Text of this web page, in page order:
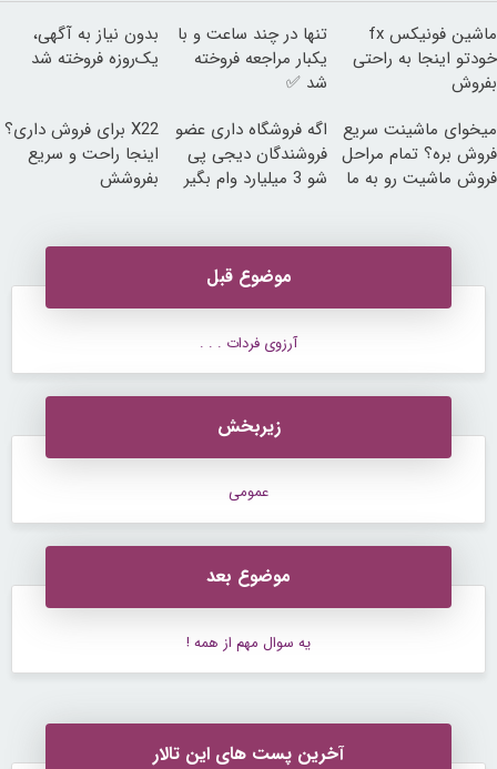
ماشین فونیکس fx
خودتو اینجا به راحتی
بفروش
تنها در چند ساعت و با
یکبار مراجعه فروخته
شد ✅
بدون نیاز به آگهی،
یک‌روزه فروخته شد
میخوای ماشینت سریع
فروش بره؟ تمام مراحل
فروش ماشیت رو به ما
اگه فروشگاه داری عضو
فروشندگان دیجی پی
شو 3 میلیارد وام بگیر
X22 برای فروش داری؟
اینجا راحت و سریع
بفروشش
موضوع قبل
آرزوی فردات . . .
زیربخش
عمومی
موضوع بعد
یه سوال مهم از همه !
آخرین پست های این تالار